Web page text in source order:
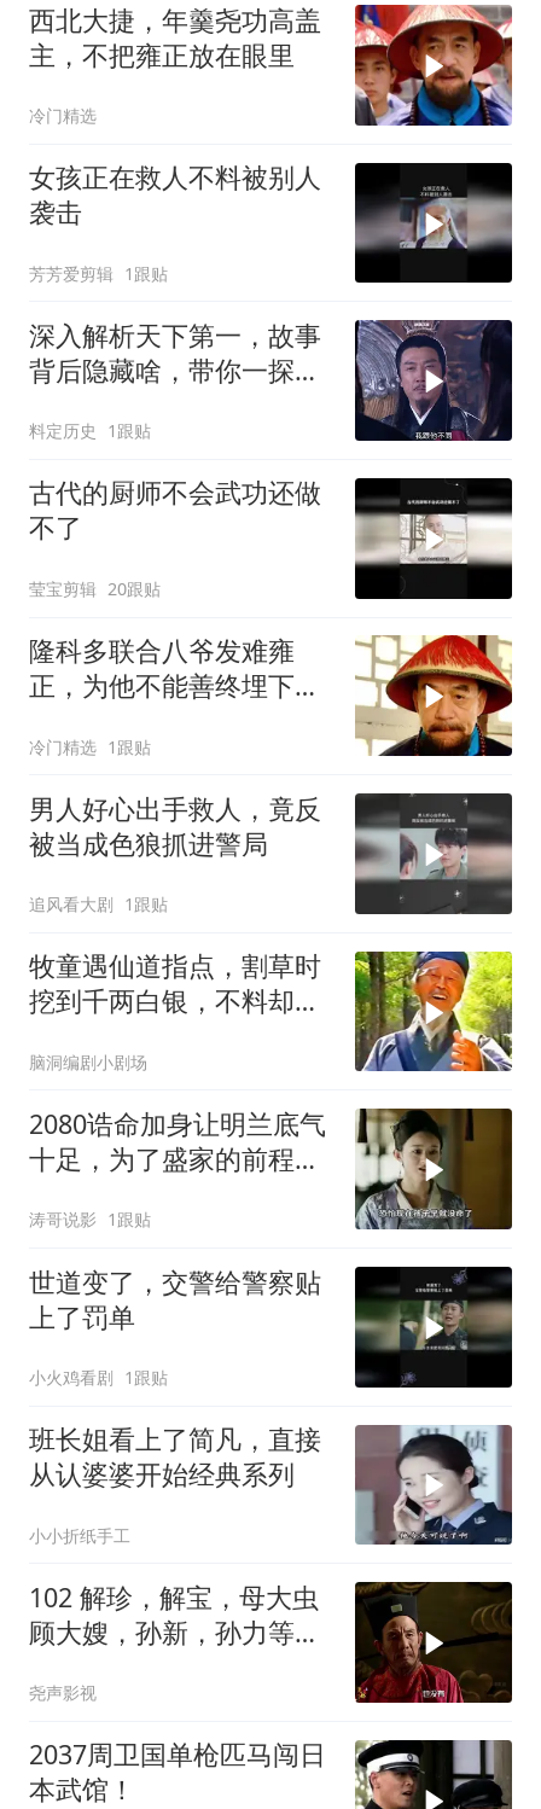
西北大捷，年羹尧功高盖
主，不把雍正放在眼里
冷门精选
女孩正在救人不料被别人
袭击
芳芳爱剪辑 1跟贴
深入解析天下第一，故事
背后隐藏啥，带你一探究
料定历史 1跟贴
古代的厨师不会武功还做
不了
莹宝剪辑 20跟贴
隆科多联合八爷发难雍
正，为他不能善终埋下伏
冷门精选 1跟贴
男人好心出手救人，竟反
被当成色狼抓进警局
追风看大剧 1跟贴
牧童遇仙道指点，割草时
挖到千两白银，不料却转
脑洞编剧小剧场
2080诰命加身让明兰底气
十足，为了盛家的前程盛
涛哥说影 1跟贴
世道变了，交警给警察贴
上了罚单
小火鸡看剧 1跟贴
班长姐看上了简凡，直接
从认婆婆开始经典系列
小小折纸手工
102 解珍，解宝，母大虫
顾大嫂，孙新，孙力等人
尧声影视
2037周卫国单枪匹马闯日
本武馆！